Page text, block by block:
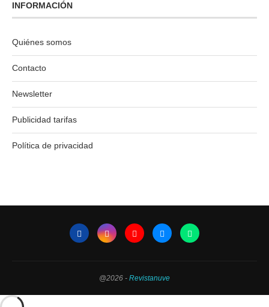
INFORMACIÓN
Quiénes somos
Contacto
Newsletter
Publicidad tarifas
Política de privacidad
@2026 - Revistanuve